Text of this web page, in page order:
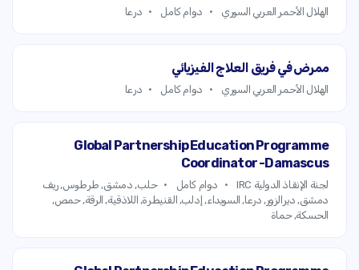
الهلال الأحمر العربي السوري دوام كامل درعا
ممرض في فريق العلاج الفيزيائي
الهلال الأحمر العربي السوري دوام كامل درعا
Global Partnership Education Programme
Coordinator -Damascus
لجنة الإنقاذ الدولية IRC دوام كامل
حلب, دمشق, طرطوس, ريف
دمشق, ديرالزور, درعا, السويداء, إدلب, القنيطرة, اللاذقية, الرقة, حمص,
الحسكة, حماة